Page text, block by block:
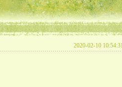
2020-02-10